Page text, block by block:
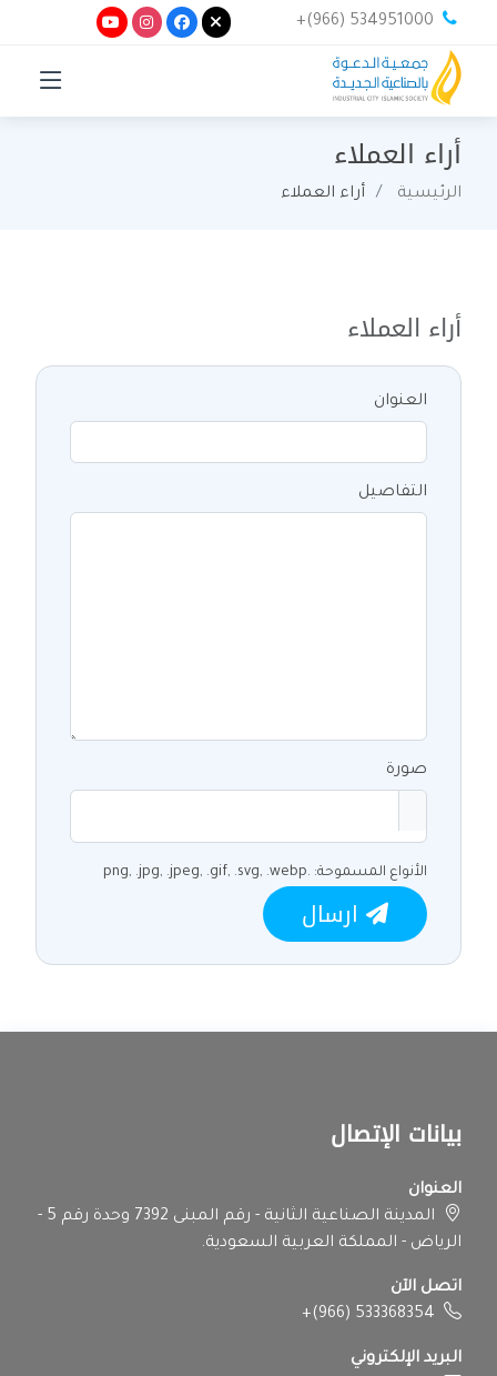
+(966) 534951000
أراء العملاء
الرئيسية أراء العملاء
أراء العملاء
العنوان
التفاصيل
صورة
الأنواع المسموحة: .png, .jpg, .jpeg, .gif, .svg, .webp
ارسال
بيانات الإتصال
العنوان
المدينة الصناعية الثانية - رقم المبنى 7392 وحدة رقم 5 -
الرياض - المملكة العربية السعودية.
اتصل الآن
+(966) 533368354
البريد الإلكتروني